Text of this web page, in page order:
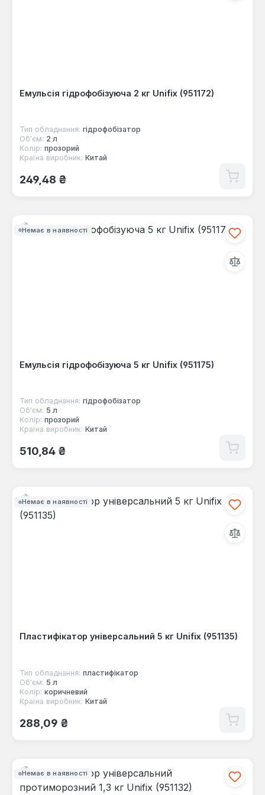
Емульсія гідрофобізуюча 2 кг Unifix (951172)
Тип обладнання: гідрофобізатор
Об'єм: 2 л
Колір: прозорий
Країна виробник: Китай
Звичайна ціна:
249,48 ₴
Немає в наявності
Емульсія гідрофобізуюча 5 кг Unifix (951175)
Тип обладнання: гідрофобізатор
Об'єм: 5 л
Колір: прозорий
Країна виробник: Китай
Звичайна ціна:
510,84 ₴
Немає в наявності
Пластифікатор універсальний 5 кг Unifix (951135)
Тип обладнання: пластифікатор
Об'єм: 5 л
Колір: коричневий
Країна виробник: Китай
Звичайна ціна:
288,09 ₴
Немає в наявності